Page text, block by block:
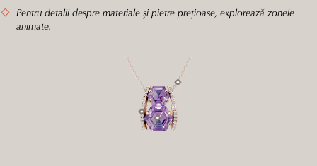
Pentru detalii despre materiale și pietre prețioase, explorează zonele
animate.